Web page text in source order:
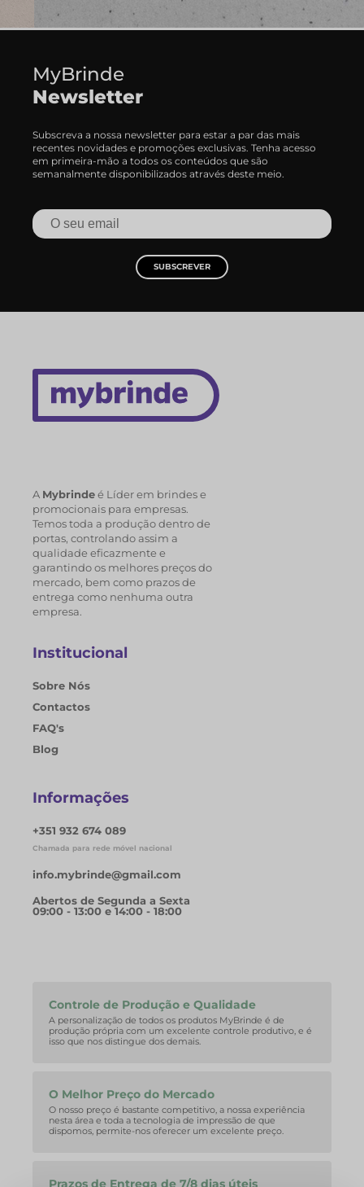
MyBrinde
Newsletter
Subscreva a nossa newsletter para estar a par das mais
recentes novidades e promoções exclusivas. Tenha acesso
em primeira-mão a todos os conteúdos que são
semanalmente disponibilizados através deste meio.
SUBSCREVER
A Mybrindeé Líder em brindes e
promocionais para empresas.
Temos toda a produção dentro de
portas, controlando assim a
qualidade eficazmente e
garantindo os melhores preços do
mercado, bem como prazos de
entrega como nenhuma outra
empresa.
Institucional
Sobre Nós
Contactos
FAQ's
Blog
Informações
+351 932 674 089
Chamada para rede móvel nacional
info.mybrinde@gmail.com
Abertos de Segunda a Sexta
09:00 - 13:00 e 14:00 - 18:00
Controle de Produção e Qualidade
A personalização de todos os produtos MyBrinde é de
produção própria com um excelente controle produtivo, e é
isso que nos distingue dos demais.
O Melhor Preço do Mercado
O nosso preço é bastante competitivo, a nossa experiência
nesta área e toda a tecnologia de impressão de que
dispomos, permite-nos oferecer um excelente preço.
Prazos de Entrega de 7/8 dias úteis